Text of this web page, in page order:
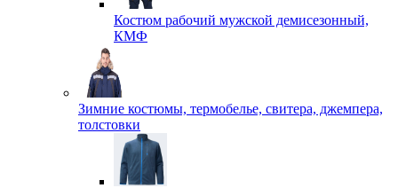
Костюм рабочий мужской демисезонный,
КМФ
Зимние костюмы, термобелье, свитера, джемпера,
толстовки